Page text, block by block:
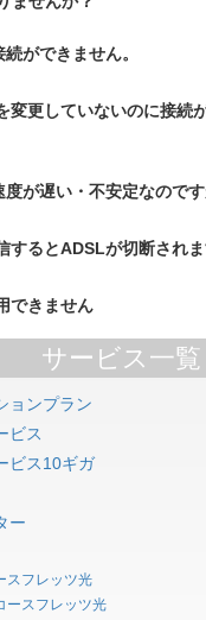
ができません。
変更していないのに接続
が遅い・不安定なのです
するとADSLが切断され
できません
サービス一覧
ョンプラン
ビス
ビス10ギガ
ー
スフレッツ光
ースフレッツ光